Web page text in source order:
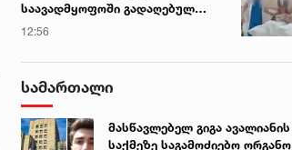
საავადმყოფოში გადაღებულ
კადრებს ავრცელებს
12:56
სამართალი
მასწავლებელ გიგა ავალიანის
საქმეზე საგამოძიებო ორგანო